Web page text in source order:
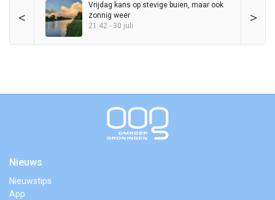
< >
Vrijdag kans op stevige buien, maar ook
zonnig weer
21:42 - 30 juli
Nieuws
Nieuwstips
App